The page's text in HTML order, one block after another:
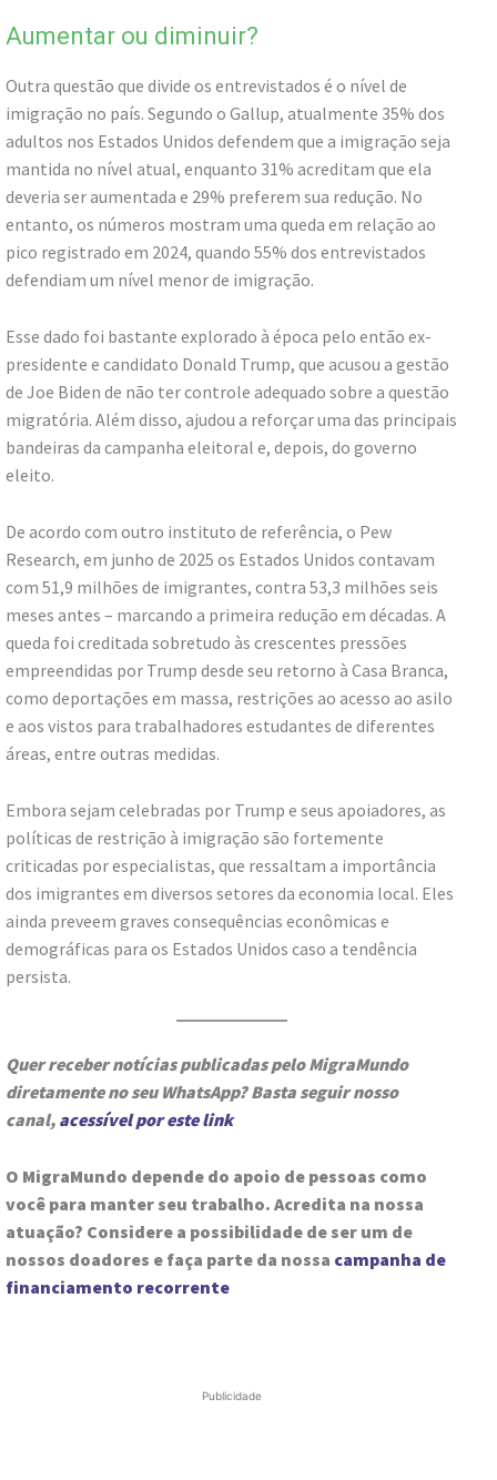
Aumentar ou diminuir?
Outra questão que divide os entrevistados é o nível de
imigração no país. Segundo o Gallup, atualmente 35% dos
adultos nos Estados Unidos defendem que a imigração seja
mantida no nível atual, enquanto 31% acreditam que ela
deveria ser aumentada e 29% preferem sua redução. No
entanto, os números mostram uma queda em relação ao
pico registrado em 2024, quando 55% dos entrevistados
defendiam um nível menor de imigração.
Esse dado foi bastante explorado à época pelo então ex-
presidente e candidato Donald Trump, que acusou a gestão
de Joe Biden de não ter controle adequado sobre a questão
migratória. Além disso, ajudou a reforçar uma das principais
bandeiras da campanha eleitoral e, depois, do governo
eleito.
De acordo com outro instituto de referência, o Pew
Research, em junho de 2025 os Estados Unidos contavam
com 51,9 milhões de imigrantes, contra 53,3 milhões seis
meses antes – marcando a primeira redução em décadas. A
queda foi creditada sobretudo às crescentes pressões
empreendidas por Trump desde seu retorno à Casa Branca,
como deportações em massa, restrições ao acesso ao asilo
e aos vistos para trabalhadores estudantes de diferentes
áreas, entre outras medidas.
Embora sejam celebradas por Trump e seus apoiadores, as
políticas de restrição à imigração são fortemente
criticadas por especialistas, que ressaltam a importância
dos imigrantes em diversos setores da economia local. Eles
ainda preveem graves consequências econômicas e
demográficas para os Estados Unidos caso a tendência
persista.
Quer receber notícias publicadas pelo MigraMundo
diretamente no seu WhatsApp? Basta seguir nosso
canal, acessível por este link
O MigraMundo depende do apoio de pessoas como
você para manter seu trabalho. Acredita na nossa
atuação? Considere a possibilidade de ser um de
nossos doadores e faça parte da nossa campanha de
financiamento recorrente
Publicidade